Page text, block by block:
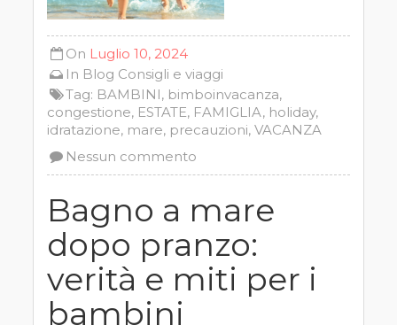
On Luglio 10, 2024
In Blog Consigli e viaggi
Tag: BAMBINI, bimboinvacanza,
congestione, ESTATE, FAMIGLIA, holiday,
idratazione, mare, precauzioni,VACANZA
Nessun commento
Bagno a mare
dopo pranzo:
verità e miti per i
bambini